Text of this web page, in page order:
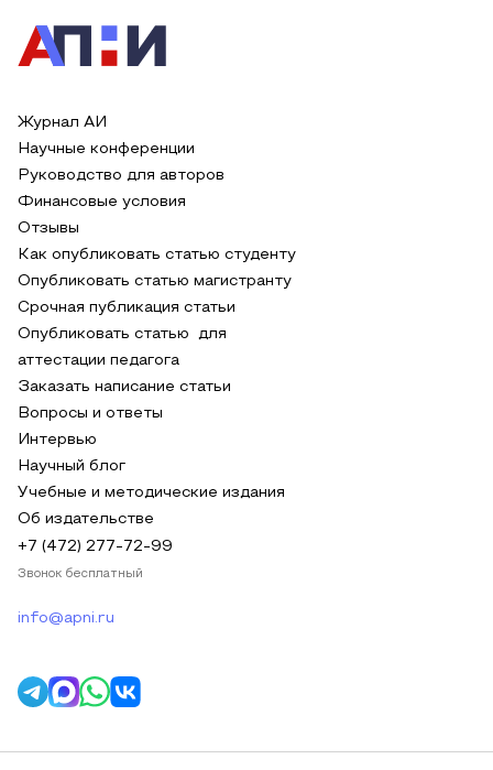
Журнал АИ
Научные конференции
Руководство для авторов
Финансовые условия
Отзывы
Как опубликовать статью студенту
Опубликовать статью магистранту
Срочная публикация статьи
Опубликовать статью для
аттестации педагога
Заказать написание статьи
Вопросы и ответы
Интервью
Научный блог
Учебные и методические издания
Об издательстве
+7 (472) 277-72-99
Звонок бесплатный
info@apni.ru